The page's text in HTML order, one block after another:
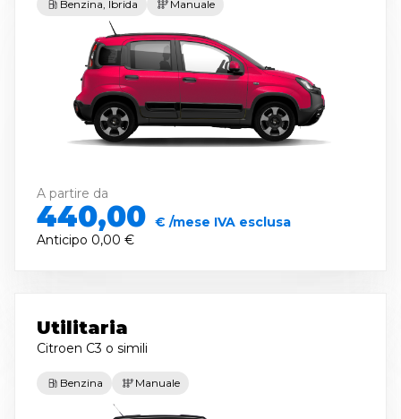
Benzina, Ibrida Manuale
A partire da
440,00 € /mese IVA esclusa
Anticipo 0,00 €
Utilitaria
Citroen C3 o simili
Benzina Manuale